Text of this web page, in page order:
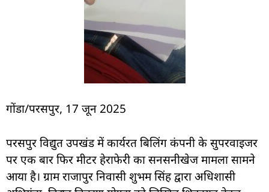
गोंडा/परसपुर, 17 जून 2025
परसपुर विद्युत उपखंड में कार्यरत बिलिंग कंपनी के सुपरवाइजर
पर एक बार फिर मीटर हेराफेरी का सनसनीखेज मामला सामने
आया है। ग्राम राजापुर निवासी शुभम सिंह द्वारा अधिशासी